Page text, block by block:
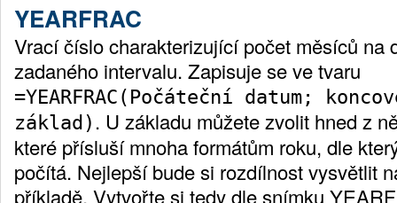
YEARFRAC
Vrací číslo charakterizující počet měsíců na
zadaného intervalu. Zapisuje se ve tvaru
=YEARFRAC(Počáteční datum;
základ) . U základu můžete zvolit hned z
které přísluší mnoha formátům roku, dle
počítá. Nejlepší bude si rozdílnost vysvětlit
příkladě. Vytvořte si tedy dle snímku